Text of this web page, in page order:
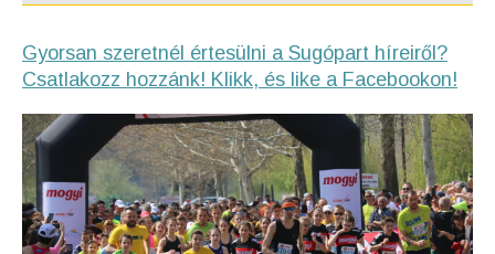
Gyorsan szeretnél értesülni a Sugópart híreiről?
Csatlakozz hozzánk! Klikk, és like a Facebookon!